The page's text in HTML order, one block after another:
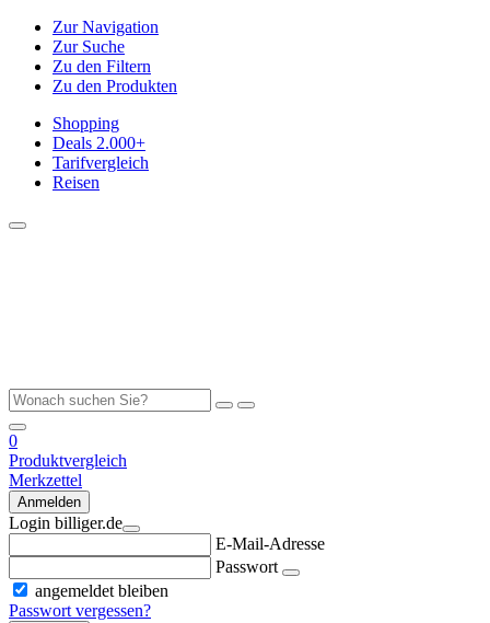
Zur Navigation
Zur Suche
Zu den Filtern
Zu den Produkten
Shopping
Deals 2.000+
Tarifvergleich
Reisen
0
Produktvergleich
Merkzettel
Anmelden
Login billiger.de
E-Mail-Adresse
Passwort
angemeldet bleiben
Passwort vergessen?